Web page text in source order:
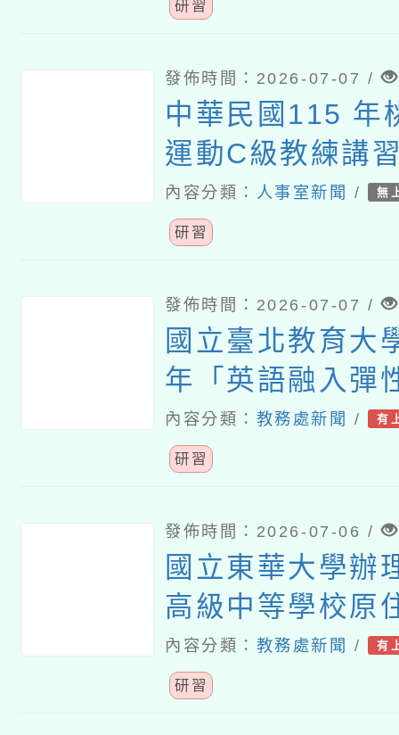
研習
發佈時間：2026-07-07 /
中華民國115 年
運動C級教練講
內容分類： 人事室新聞 / 無
研習
發佈時間：2026-07-07 /
國立臺北教育大
年「英語融入彈
程」優良教案研
享線上研習
內容分類： 教務處新聞 / 有
研習
發佈時間：2026-07-06 /
國立東華大學辦
高級中等學校原
課程學校成果暨
內容分類： 教務處新聞 / 有
研習